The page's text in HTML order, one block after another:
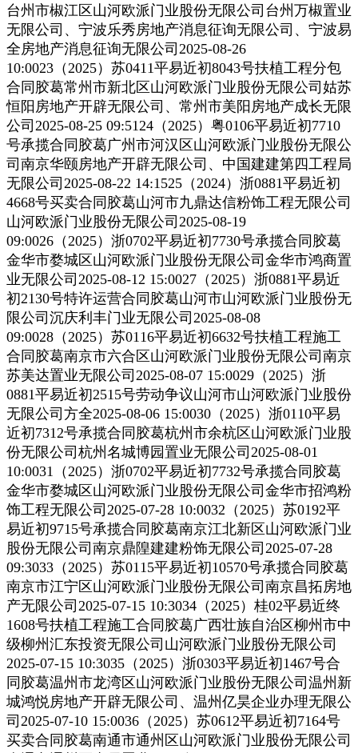
台州市椒江区山河欧派门业股份无限公司台州万椒置业
无限公司、宁波乐秀房地产消息征询无限公司、宁波易
全房地产消息征询无限公司2025-08-26
10:0023（2025）苏0411平易近初8043号扶植工程分包
合同胶葛常州市新北区山河欧派门业股份无限公司姑苏
恒阳房地产开辟无限公司、常州市美阳房地产成长无限
公司2025-08-25 09:5124（2025）粤0106平易近初7710
号承揽合同胶葛广州市河汉区山河欧派门业股份无限公
司南京华颐房地产开辟无限公司、中国建建第四工程局
无限公司2025-08-22 14:1525（2024）浙0881平易近初
4668号买卖合同胶葛山河市九鼎达信粉饰工程无限公司
山河欧派门业股份无限公司2025-08-19
09:0026（2025）浙0702平易近初7730号承揽合同胶葛
金华市婺城区山河欧派门业股份无限公司金华市鸿商置
业无限公司2025-08-12 15:0027（2025）浙0881平易近
初2130号特许运营合同胶葛山河市山河欧派门业股份无
限公司沉庆利丰门业无限公司2025-08-08
09:0028（2025）苏0116平易近初6632号扶植工程施工
合同胶葛南京市六合区山河欧派门业股份无限公司南京
苏美达置业无限公司2025-08-07 15:0029（2025）浙
0881平易近初2515号劳动争议山河市山河欧派门业股份
无限公司方全2025-08-06 15:0030（2025）浙0110平易
近初7312号承揽合同胶葛杭州市余杭区山河欧派门业股
份无限公司杭州名城博园置业无限公司2025-08-01
10:0031（2025）浙0702平易近初7732号承揽合同胶葛
金华市婺城区山河欧派门业股份无限公司金华市招鸿粉
饰工程无限公司2025-07-28 10:0032（2025）苏0192平
易近初9715号承揽合同胶葛南京江北新区山河欧派门业
股份无限公司南京鼎隍建建粉饰无限公司2025-07-28
09:3033（2025）苏0115平易近初10570号承揽合同胶葛
南京市江宁区山河欧派门业股份无限公司南京昌拓房地
产无限公司2025-07-15 10:3034（2025）桂02平易近终
1608号扶植工程施工合同胶葛广西壮族自治区柳州市中
级柳州汇东投资无限公司山河欧派门业股份无限公司
2025-07-15 10:3035（2025）浙0303平易近初1467号合
同胶葛温州市龙湾区山河欧派门业股份无限公司温州新
城鸿悦房地产开辟无限公司、温州亿昊企业办理无限公
司2025-07-10 15:0036（2025）苏0612平易近初7164号
买卖合同胶葛南通市通州区山河欧派门业股份无限公司